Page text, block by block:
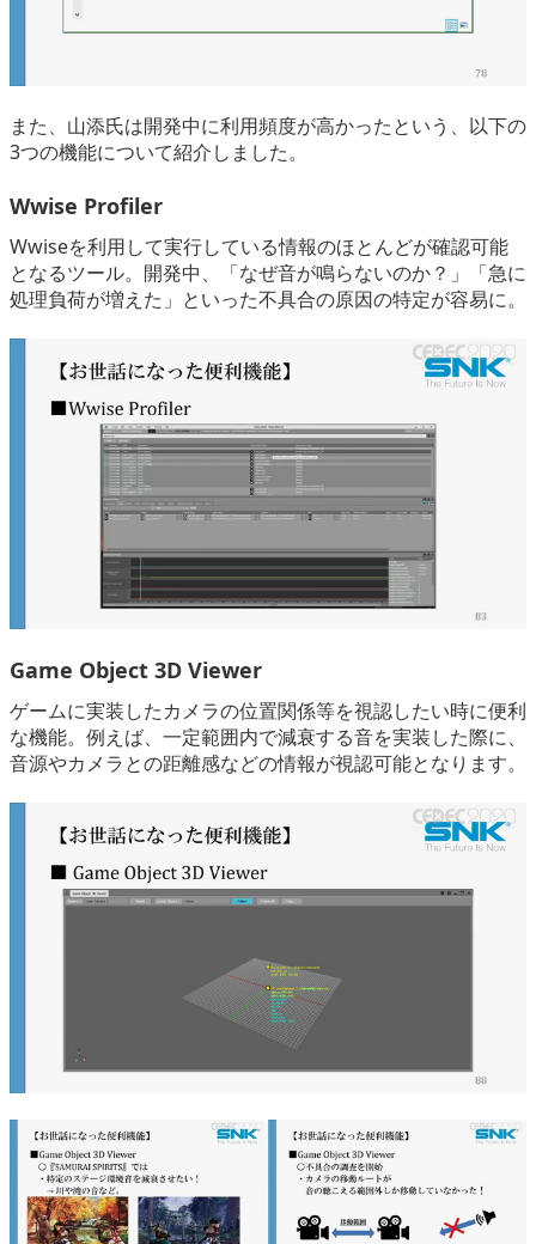
また、山添氏は開発中に利用頻度が高かったという、以下の
3つの機能について紹介しました。
Wwise Profiler
Wwiseを利用して実行している情報のほとんどが確認可能
となるツール。開発中、「なぜ音が鳴らないのか？」「急に
処理負荷が増えた」といった不具合の原因の特定が容易に。
Game Object 3D Viewer
ゲームに実装したカメラの位置関係等を視認したい時に便利
な機能。例えば、一定範囲内で減衰する音を実装した際に、
音源やカメラとの距離感などの情報が視認可能となります。